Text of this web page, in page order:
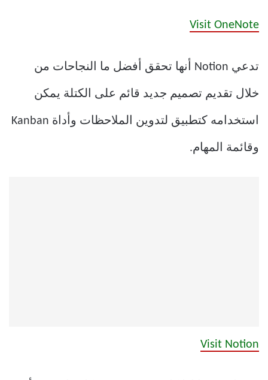
Visit OneNote
تدعي Notion أنها تحقق أفضل ما النجاحات من
خلال تقديم تصميم جديد قائم على الكتلة يمكن
استخدامه كتطبيق لتدوين الملاحظات وأداة Kanban
وقائمة المهام.
Visit Notion